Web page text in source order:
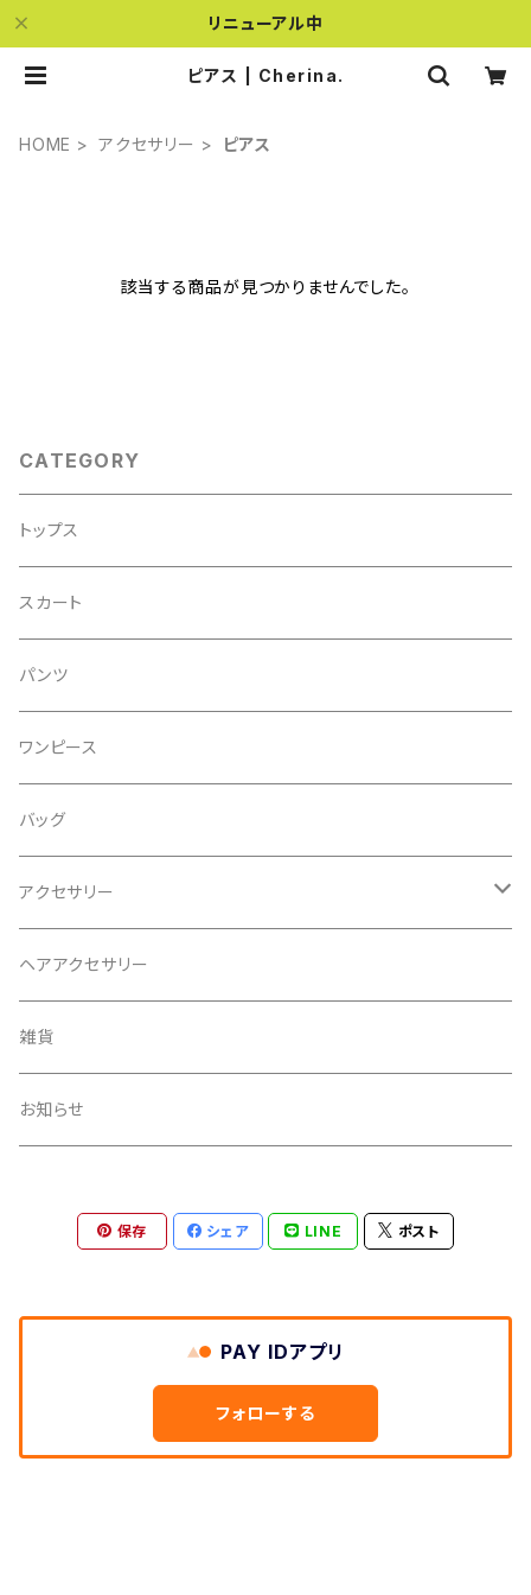
リニューアル中
ピアス | Cherina.
HOME アクセサリー ピアス
該当する商品が見つかりませんでした。
CATEGORY
トップス
スカート
パンツ
ワンピース
バッグ
アクセサリー
ネックレス
ピアス
イヤリング
ヘアアクセサリー
雑貨
お知らせ
保存 シェア LINE ポスト
PAY IDアプリ
フォローする